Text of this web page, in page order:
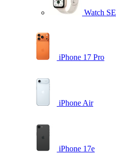
Watch SE
iPhone 17 Pro
iPhone Air
iPhone 17e